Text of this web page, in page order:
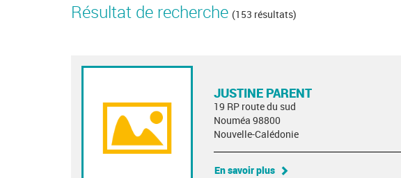
Résultat de recherche (153 résultats)
JUSTINE PARENT
19 RP route du sud
Nouméa 98800
Nouvelle-Calédonie
En savoir plus